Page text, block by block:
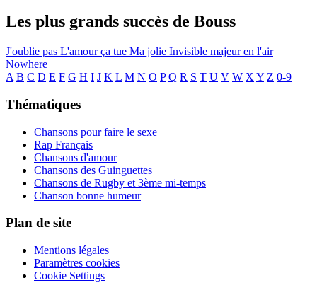
Les plus grands succès de Bouss
J'oublie pas L'amour ça tue Ma jolie Invisible majeur en l'air
Nowhere
A B C D E F G H I J K L M N O P Q R S T U V W X Y Z 0-9
Thématiques
Chansons pour faire le sexe
Rap Français
Chansons d'amour
Chansons des Guinguettes
Chansons de Rugby et 3ème mi-temps
Chanson bonne humeur
Plan de site
Mentions légales
Paramètres cookies
Cookie Settings